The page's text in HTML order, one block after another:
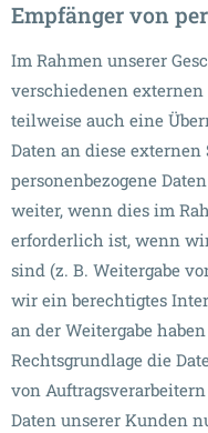
Empfänger von
Im Rahmen unserer
verschiedenen
teilweise auch eine
Daten an diese
personenbezogene
weiter, wenn dies im
erforderlich ist, wenn
sind (z. B. Weitergabe
wir ein berechtigtes
an der Weitergabe
Rechtsgrundlage die
von
Daten unserer Kunden